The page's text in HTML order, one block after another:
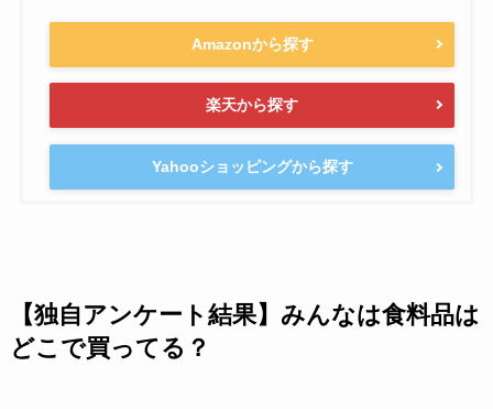
Amazonから探す
楽天から探す
Yahooショッピングから探す
【独自アンケート結果】みんなは食料品は
どこで買ってる？